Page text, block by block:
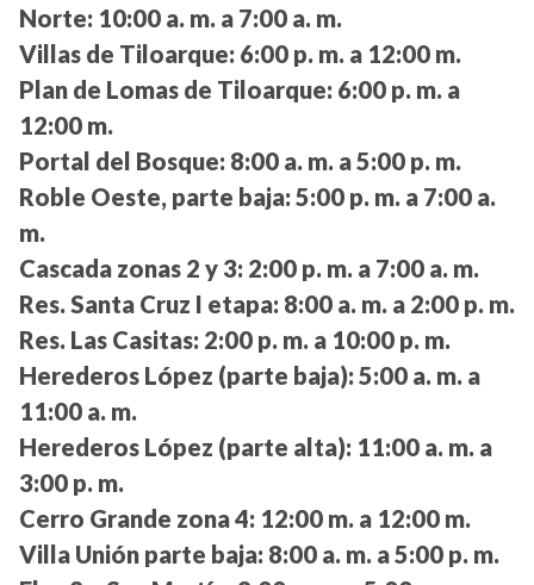
Norte: 10:00 a. m. a 7:00 a. m.
Villas de Tiloarque: 6:00 p. m. a 12:00 m.
Plan de Lomas de Tiloarque: 6:00 p. m. a
12:00 m.
Portal del Bosque: 8:00 a. m. a 5:00 p. m.
Roble Oeste, parte baja: 5:00 p. m. a 7:00 a.
m.
Cascada zonas 2 y 3: 2:00 p. m. a 7:00 a. m.
Res. Santa Cruz I etapa: 8:00 a. m. a 2:00 p. m.
Res. Las Casitas: 2:00 p. m. a 10:00 p. m.
Herederos López (parte baja): 5:00 a. m. a
11:00 a. m.
Herederos López (parte alta): 11:00 a. m. a
3:00 p. m.
Cerro Grande zona 4: 12:00 m. a 12:00 m.
Villa Unión parte baja: 8:00 a. m. a 5:00 p. m.